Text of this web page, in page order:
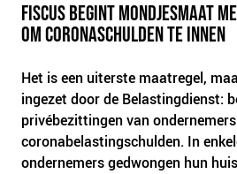
FISCUS BEGINT MONDJESMAAT
OM CORONASCHULDEN TE INNEN
Het is een uiterste maatregel,
ingezet door de Belastingdienst:
privébezittingen van
coronabelastingschulden. In
ondernemers gedwongen hun